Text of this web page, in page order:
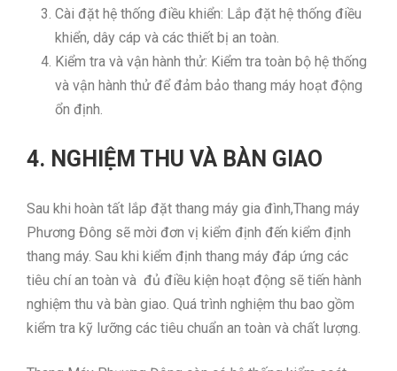
Cài đặt hệ thống điều khiển: Lắp đặt hệ thống điều
khiển, dây cáp và các thiết bị an toàn.
Kiểm tra và vận hành thử: Kiểm tra toàn bộ hệ thống
và vận hành thử để đảm bảo thang máy hoạt động
ổn định.
4. NGHIỆM THU VÀ BÀN GIAO
Sau khi hoàn tất lắp đặt thang máy gia đình,Thang máy
Phương Đông sẽ mời đơn vị kiểm định đến kiểm định
thang máy. Sau khi kiểm định thang máy đáp ứng các
tiêu chí an toàn và đủ điều kiện hoạt động sẽ tiến hành
nghiệm thu và bàn giao. Quá trình nghiệm thu bao gồm
kiểm tra kỹ lưỡng các tiêu chuẩn an toàn và chất lượng.